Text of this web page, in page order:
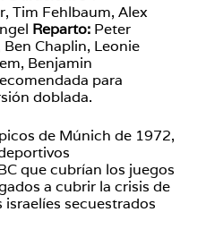
Tim Fehlbaum, Alex
Reparto: Peter
Chaplin, Leonie
Benjamin
para
doblada.
de Múnich de 1972,
que cubrían los juegos
a cubrir la crisis de
israelíes secuestrados